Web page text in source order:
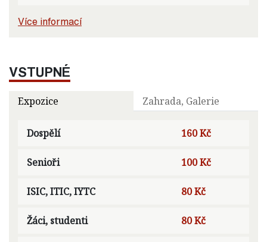
Více informací
VSTUPNÉ
Expozice Zahrada, Galerie
Dospělí 160 Kč
Senioři 100 Kč
ISIC, ITIC, IYTC 80 Kč
Žáci, studenti 80 Kč